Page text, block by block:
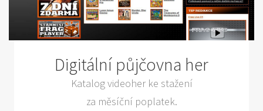
Digitální půjčovna her
Katalog videoher ke stažení
za měsíční poplatek.